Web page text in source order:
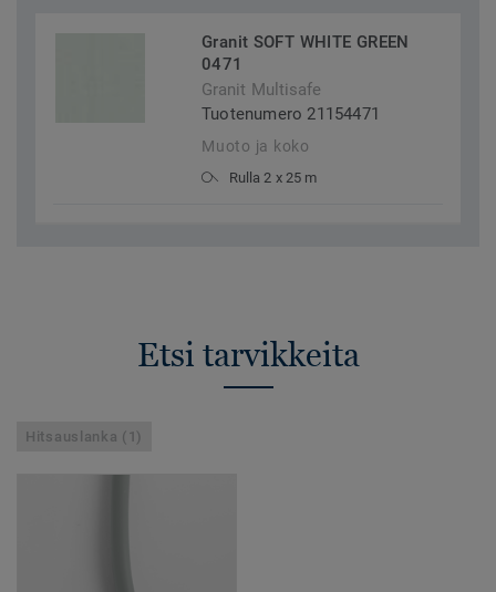
Granit SOFT WHITE GREEN
0471
Granit Multisafe
Tuotenumero 21154471
Muoto ja koko
Rulla 2 x 25 m
Etsi tarvikkeita
Hitsauslanka (1)